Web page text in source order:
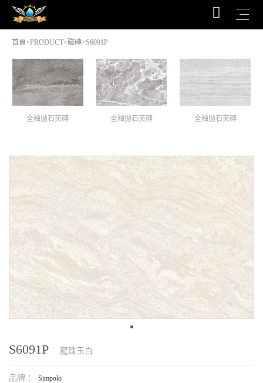
首頁>PRODUCT>磁磚>S6091P
全釉拋石英磚 全釉拋石英磚 全釉拋石英磚
S6091P 龍珠玉白
品牌 ： Simpolo